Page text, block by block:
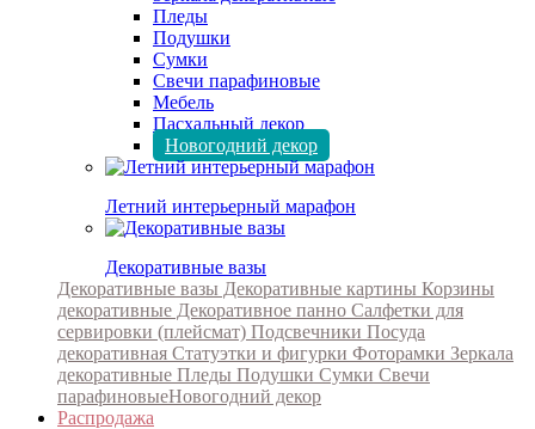
Пледы
Подушки
Сумки
Свечи парафиновые
Мебель
Пасхальный декор
Новогодний декор
Летний интерьерный марафон
Декоративные вазы
Декоративные вазы Декоративные картины Корзины
декоративные Декоративное панно Салфетки для
сервировки (плейсмат) Подсвечники Посуда
декоративная Статуэтки и фигурки Фоторамки Зеркала
декоративные Пледы Подушки Сумки Свечи
парафиновыеНовогодний декор
Распродажа